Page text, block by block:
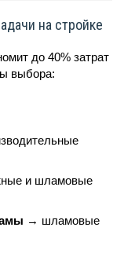
на стройке
до 40% затрат
выбора:
и шламовые
→ шламовые